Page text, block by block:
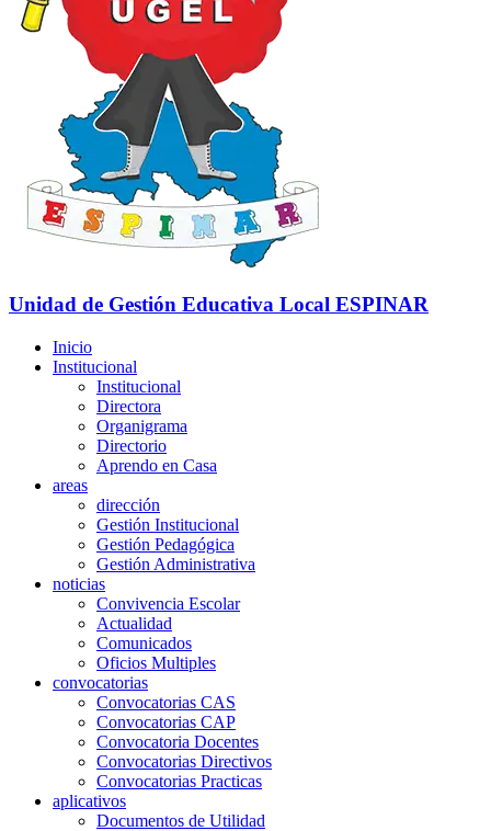
Unidad de Gestión Educativa Local ESPINAR
Inicio
Institucional
Institucional
Directora
Organigrama
Directorio
Aprendo en Casa
areas
dirección
Gestión Institucional
Gestión Pedagógica
Gestión Administrativa
noticias
Convivencia Escolar
Actualidad
Comunicados
Oficios Multiples
convocatorias
Convocatorias CAS
Convocatorias CAP
Convocatoria Docentes
Convocatorias Directivos
Convocatorias Practicas
aplicativos
Documentos de Utilidad